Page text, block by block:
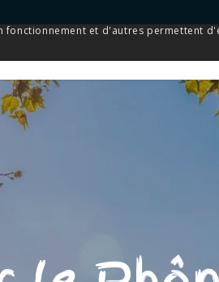
et d'autres permettent